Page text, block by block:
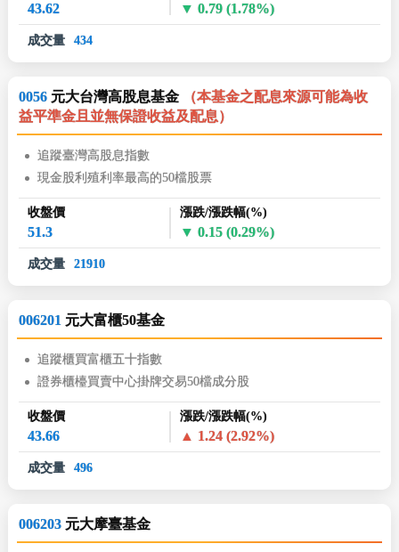
43.62 0.79(1.78%)
成交量 434
0056 元大台灣高股息基金
（本基金之配息來源可能為收
益平準金且並無保證收益及配息）
追蹤臺灣高股息指數
現金股利殖利率最高的50檔股票
收盤價
51.3
漲跌/漲跌幅(%)
0.15(0.29%)
成交量 21910
006201 元大富櫃50基金
追蹤櫃買富櫃五十指數
證券櫃檯買賣中心掛牌交易50檔成分股
收盤價
43.66
漲跌/漲跌幅(%)
1.24(2.92%)
成交量 496
006203 元大摩臺基金